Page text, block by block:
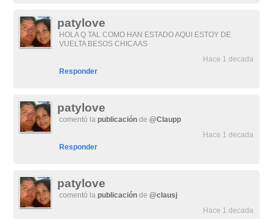
patylove
HOLA Q TAL COMO HAN ESTADO AQUI ESTOY DE
VUELTA BESOS CHICAAS
Hace 1 decada
Responder
patylove
comentó lapublicación de@Claupp
Hace 1 decada
Responder
patylove
comentó lapublicación de@clausj
Hace 1 decada